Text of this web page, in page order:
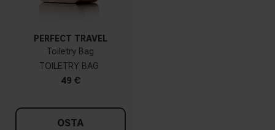
PERFECT TRAVEL
Toiletry Bag
TOILETRY BAG
49 €
OSTA